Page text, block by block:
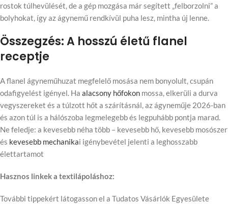
rostok túlhevülését, de a gép mozgása már segített „felborzolni” a
bolyhokat, így az ágynemű rendkívül puha lesz, mintha új lenne.
Összegzés: A hosszú életű flanel
receptje
A flanel ágyneműhuzat megfelelő mosása nem bonyolult, csupán
odafigyelést igényel. Ha alacsony hőfokon mossa, elkerüli a durva
vegyszereket és a túlzott hőt a szárításnál, az ágyneműje 2026-ban
és azon túl is a hálószoba legmelegebb és legpuhább pontja marad.
Ne feledje: a kevesebb néha több – kevesebb hő, kevesebb mosószer
és kevesebb mechanikai igénybevétel jelenti a leghosszabb
élettartamot
Hasznos linkek a textilápoláshoz:
További tippekért látogasson el a Tudatos Vásárlók Egyesülete